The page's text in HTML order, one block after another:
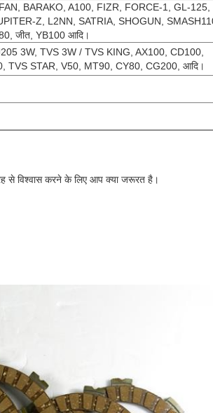
BARAKO, A100, FIZR, FORCE-1, GL-125,
Z, L2NN, SATRIA, SHOGUN,
जीत, YB100 आदि।
3W, TVS 3W / TVS KING, AX100, CD100,
TVS STAR, V50, MT90, CY80, CG200, आदि।
से विश्वास करने के लिए आप क्या जरूरत है।